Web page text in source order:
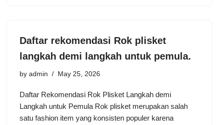
Daftar rekomendasi Rok plisket
langkah demi langkah untuk pemula.
by admin May 25, 2026
Daftar Rekomendasi Rok Plisket Langkah demi
Langkah untuk Pemula Rok plisket merupakan salah
satu fashion item yang konsisten populer karena